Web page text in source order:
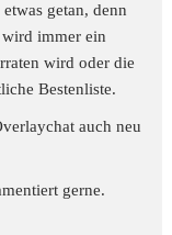
getan, denn
immer ein
wird oder die
Bestenliste.
auch neu
gerne.